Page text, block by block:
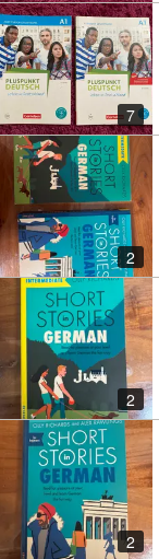
7
2
2
2